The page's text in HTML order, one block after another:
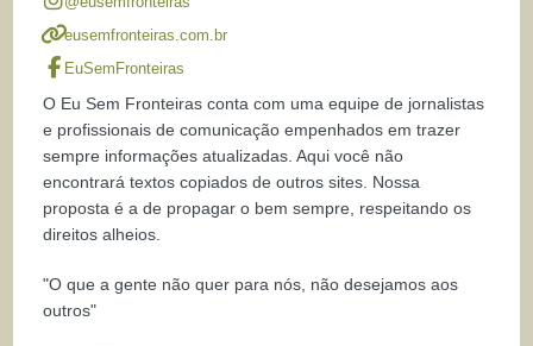
eusemfronteiras.com.br
EuSemFronteiras
O Eu Sem Fronteiras conta com uma equipe de jornalistas
e profissionais de comunicação empenhados em trazer
sempre informações atualizadas. Aqui você não
encontrará textos copiados de outros sites. Nossa
proposta é a de propagar o bem sempre, respeitando os
direitos alheios.
"O que a gente não quer para nós, não desejamos aos
outros"